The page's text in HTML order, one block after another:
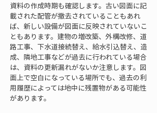
資料の作成時期も確認します。古い図面に記
載された配管が撤去されていることもあれ
ば、新しい設備が図面に反映されていないこ
ともあります。建物の増改築、外構改修、道
路工事、下水道接続替え、給水引込替え、造
成、隣地工事などが過去に行われている場合
は、資料の更新漏れがないか注意します。図
面上で空白になっている場所でも、過去の利
用履歴によっては地中に残置物がある可能性
があります。